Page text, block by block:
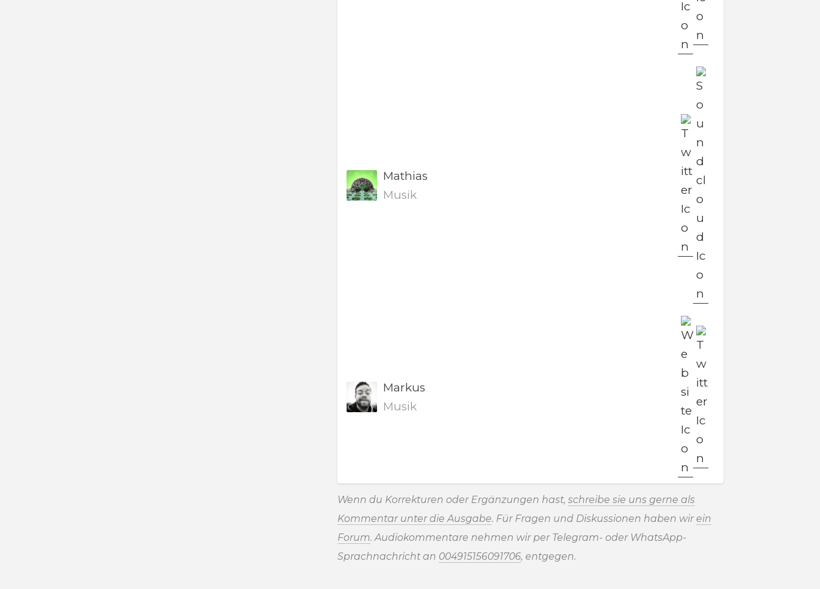
Mathias
Musik
Markus
Musik
Wenn du Korrekturen oder Ergänzungen hast,schreibe sie uns gerne als
Kommentar unter die Ausgabe. Für Fragen und Diskussionen haben wirein
Forum. Audiokommentare nehmen wir per Telegram- oder WhatsApp-
Sprachnachricht an 004915156091706, entgegen.